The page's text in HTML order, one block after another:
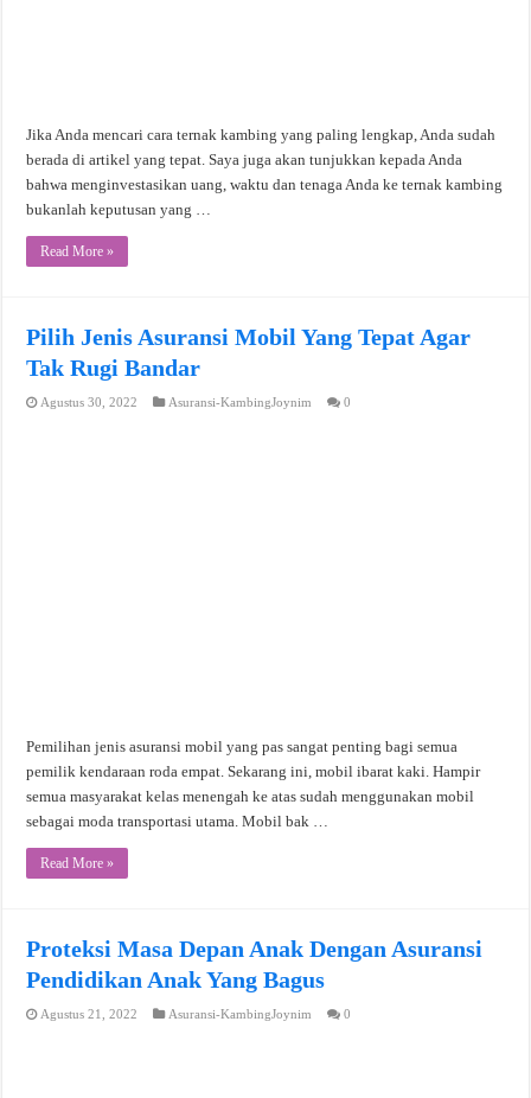
Jika Anda mencari cara ternak kambing yang paling lengkap, Anda sudah
berada di artikel yang tepat. Saya juga akan tunjukkan kepada Anda
bahwa menginvestasikan uang, waktu dan tenaga Anda ke ternak kambing
bukanlah keputusan yang …
Read More »
Pilih Jenis Asuransi Mobil Yang Tepat Agar
Tak Rugi Bandar
Agustus 30, 2022 Asuransi-KambingJoynim 0
Pemilihan jenis asuransi mobil yang pas sangat penting bagi semua
pemilik kendaraan roda empat. Sekarang ini, mobil ibarat kaki. Hampir
semua masyarakat kelas menengah ke atas sudah menggunakan mobil
sebagai moda transportasi utama. Mobil bak …
Read More »
Proteksi Masa Depan Anak Dengan Asuransi
Pendidikan Anak Yang Bagus
Agustus 21, 2022 Asuransi-KambingJoynim 0